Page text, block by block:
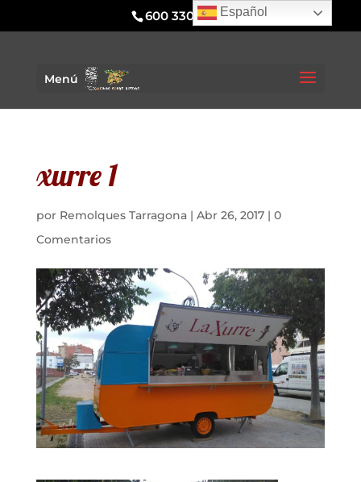
600 330 295
Menú
xurre 1
por Remolques Tarragona| Abr 26, 2017| 0
Comentarios
Español